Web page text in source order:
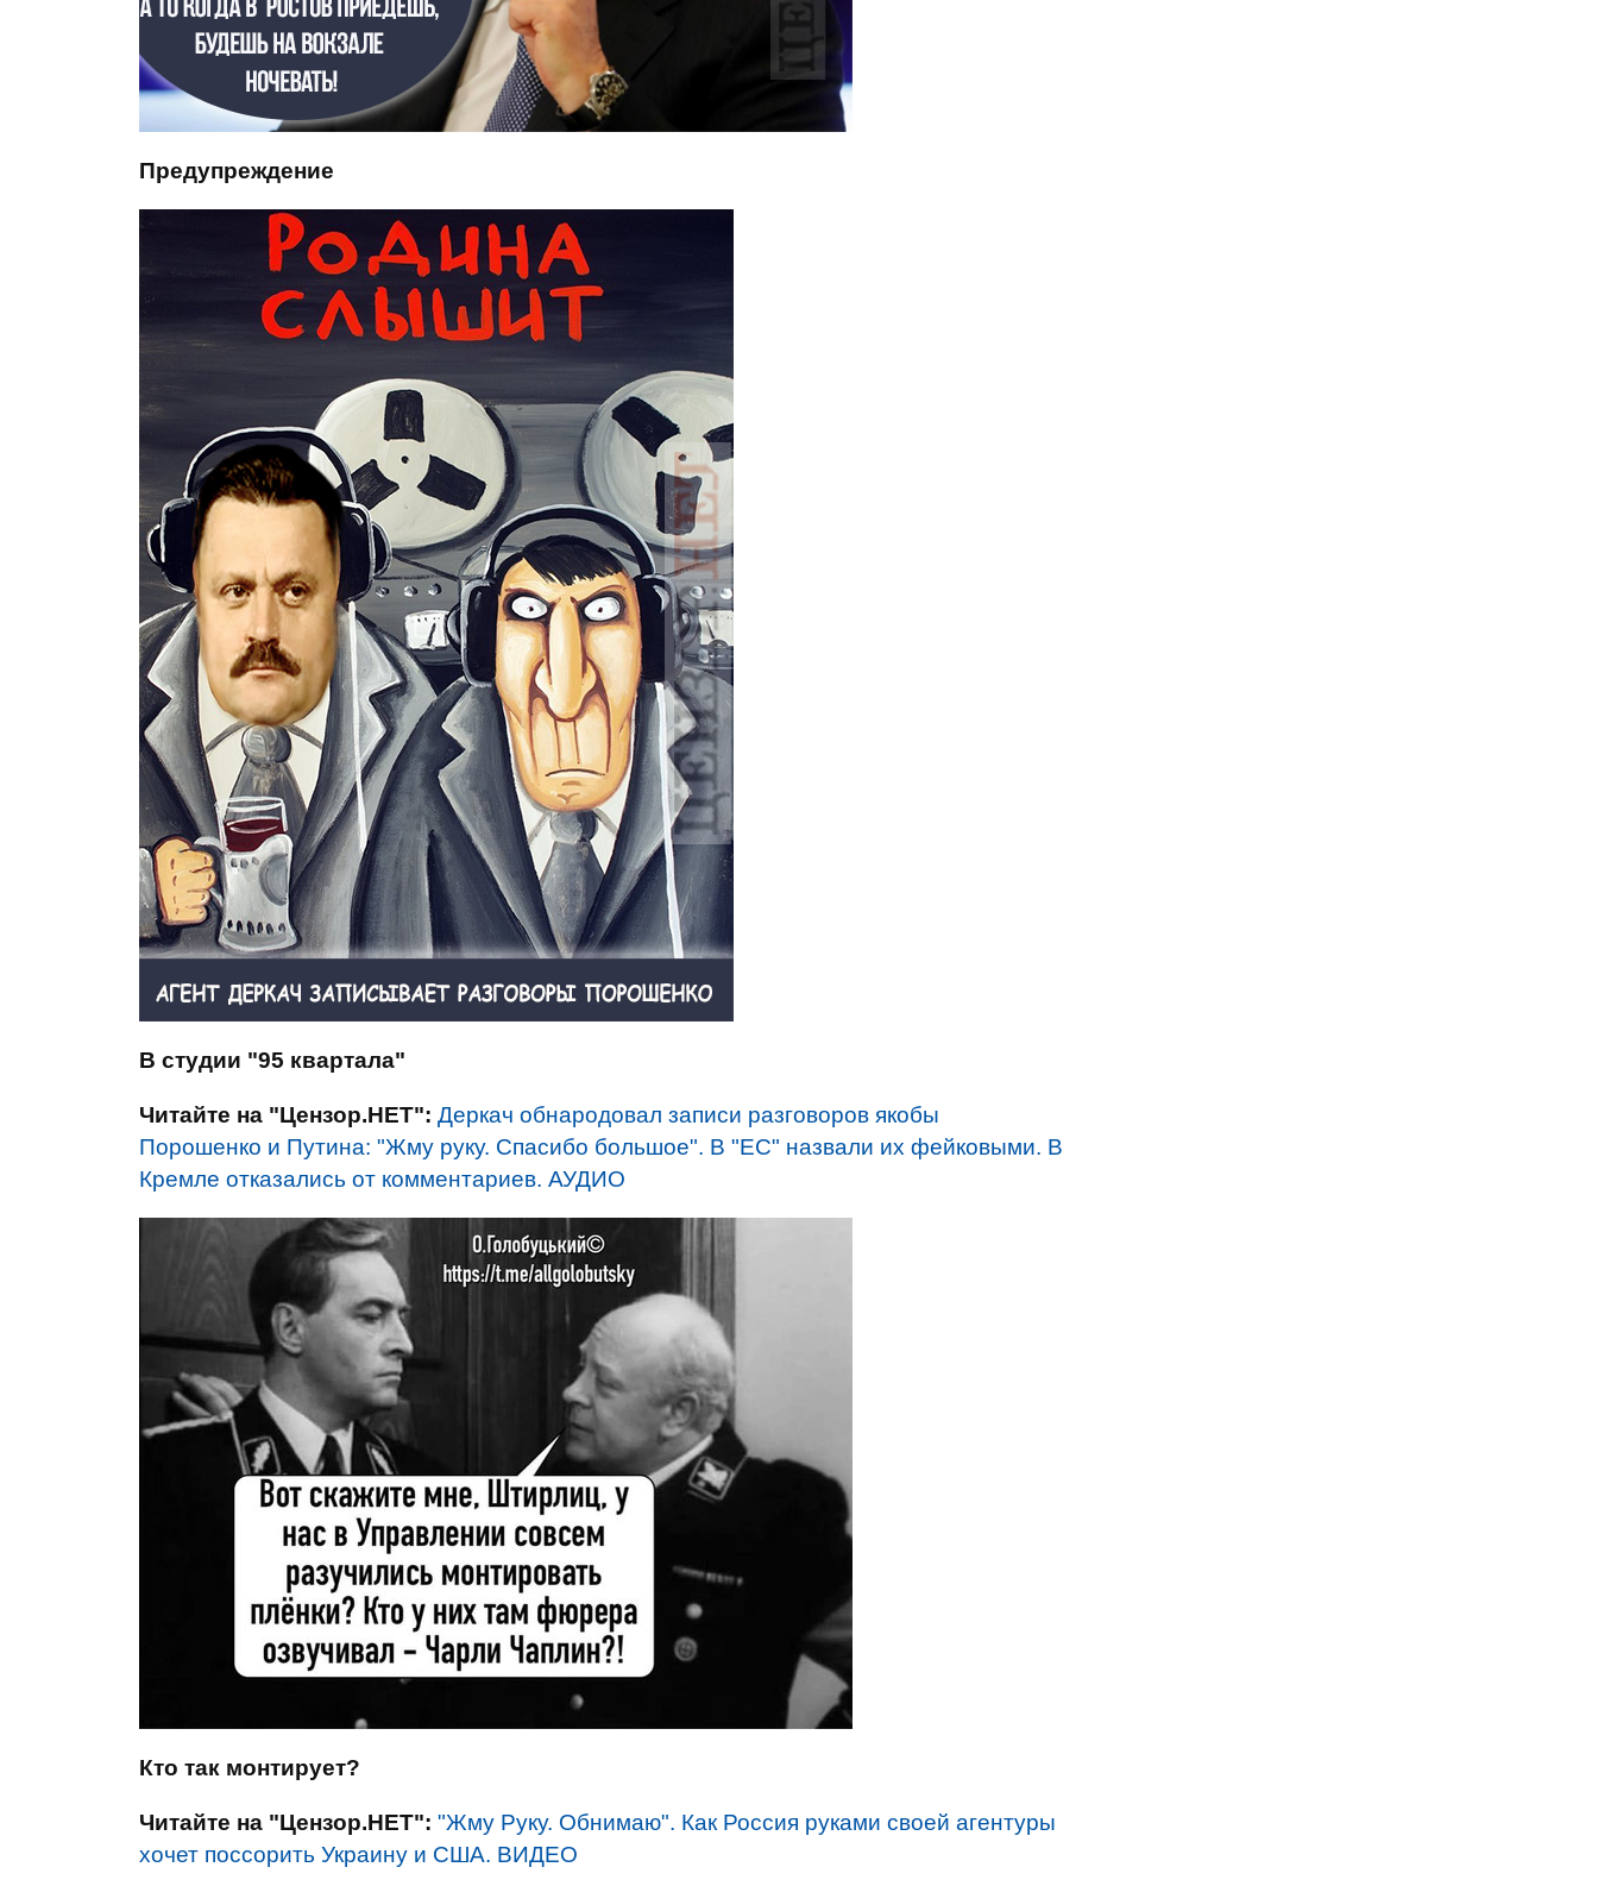
Предупреждение
В студии "95 квартала"
Читайте на "Цензор.НЕТ": Деркач обнародовал записи разговоров якобы
Порошенко и Путина: "Жму руку. Спасибо большое". В "ЕС" назвали их фейковыми. В
Кремле отказались от комментариев. АУДИО
Кто так монтирует?
Читайте на "Цензор.НЕТ": "Жму Руку. Обнимаю". Как Россия руками своей агентуры
хочет поссорить Украину и США. ВИДЕО